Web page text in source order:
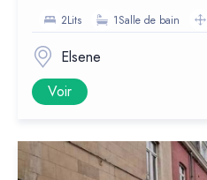
2Lits 1Salle de bain
Elsene
Voir